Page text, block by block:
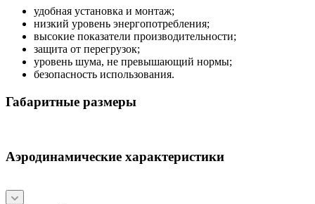
удобная установка и монтаж;
низкий уровень энергопотребления;
высокие показатели производительности;
защита от перегрузок;
уровень шума, не превышающий нормы;
безопасность использования.
Габаритные размеры
Аэродинамические характеристики